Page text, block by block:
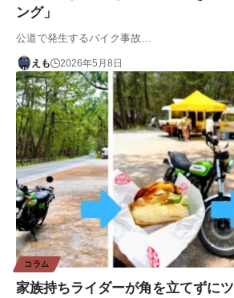
ング」
公道で発生するバイク事故…
えも 2026年5月8日
コラム
家族持ちライダーが角を立てずに